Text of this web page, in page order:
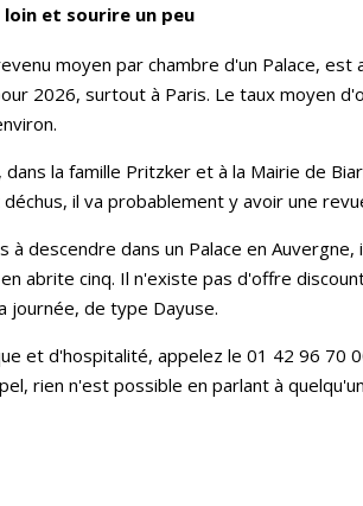
loin et sourire un peu
moyen par chambre d'un Palace, est
2026, surtout à Paris. Le taux moyen
dans la famille Pritzker et à la Mairie de
il va probablement y avoir une
à descendre dans un Palace en
abrite cinq. Il n'existe pas d'offre
journée, de type Dayuse.
et d'hospitalité, appelez le 01 42 96 70
rien n'est possible en parlant à